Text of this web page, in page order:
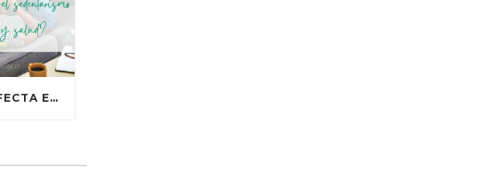
¿CÓMO AFECTA EL SEDENTARISMO A TU VIDA Y TU SALUD?